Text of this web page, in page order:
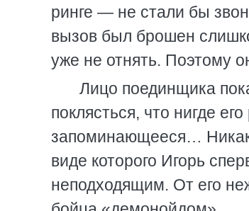
ринге — не стали бы
вызов был брошен
уже не отнять. Поэтому
Лицо поединщика
поклясться, что нигде
запоминающееся…
виде которого Игорь
неподходящим. От его